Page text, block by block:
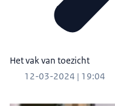
Het vak van toezicht
12-03-2024 | 19:04